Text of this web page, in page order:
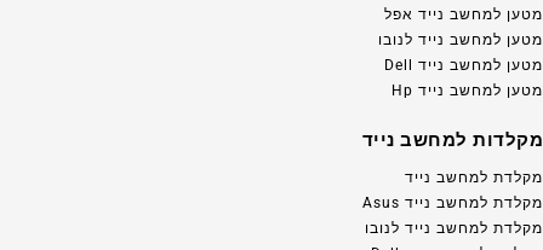
מטען למחשב נייד אפל
מטען למחשב נייד לנובו
מטען למחשב נייד Dell
מטען למחשב נייד Hp
מקלדות למחשב נייד
מקלדת למחשב נייד
מקלדת למחשב נייד Asus
מקלדת למחשב נייד לנובו